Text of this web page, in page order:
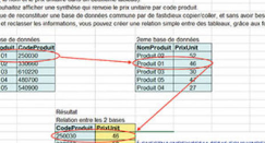
Le salarié doit être
polyvalent